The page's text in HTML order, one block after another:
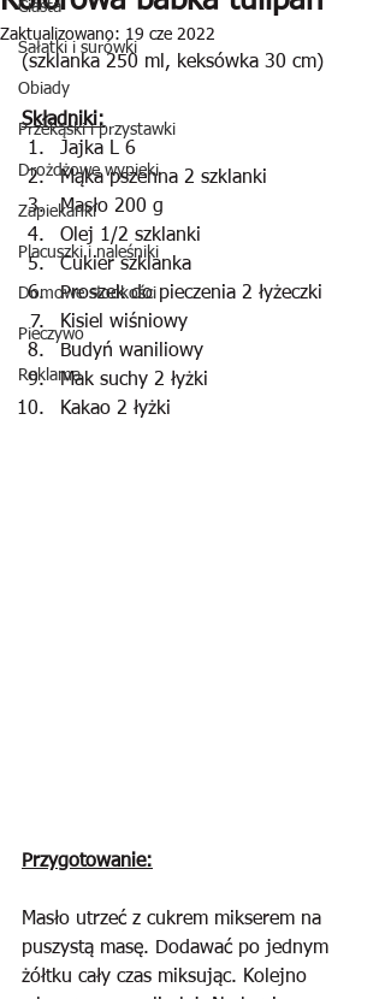
Ciasta
Sałatki i surówki
Obiady
Przekąski i przystawki
Drożdżowe wypieki
Zapiekanki
Placuszki i naleśniki
Domowe słodkości
Pieczywo
Reklama
Zaktualizowano: 19 cze 2022
(szklanka 250 ml, keksówka 30 cm)
Składniki:
Jajka L 6
Mąka pszenna 2 szklanki
Masło 200 g
Olej 1/2 szklanki
Cukier szklanka
Proszek do pieczenia 2 łyżeczki
Kisiel wiśniowy
Budyń waniliowy
Mak suchy 2 łyżki
Kakao 2 łyżki
Przygotowanie:
Masło utrzeć z cukrem mikserem na
puszystą masę. Dodawać po jednym
żółtku cały czas miksując. Kolejno